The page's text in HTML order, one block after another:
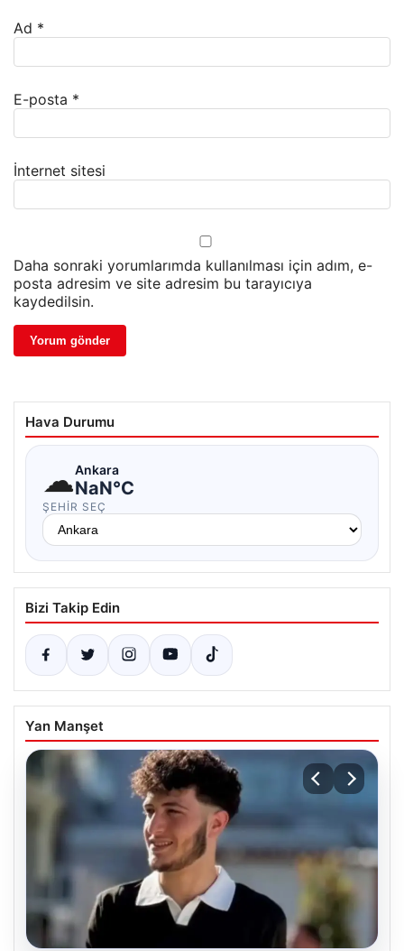
Ad *
E-posta *
İnternet sitesi
Daha sonraki yorumlarımda kullanılması için adım, e-
posta adresim ve site adresim bu tarayıcıya
kaydedilsin.
Hava Durumu
☁Ankara
NaN°C
ŞEHIR SEÇ
Bizi Takip Edin
Yan Manşet